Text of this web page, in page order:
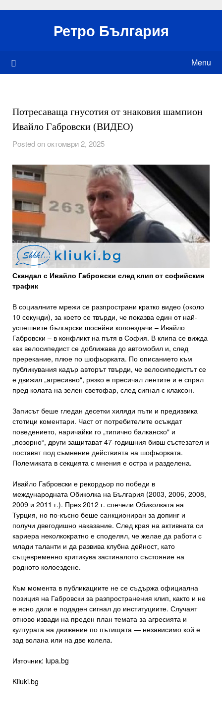
Ретро България
Menu
Потресаваща гнусотия от знаковия шампион
Ивайло Габровски (ВИДЕО)
Posted on октомври 2, 2025
Скандал с Ивайло Габровски след клип от софийския
трафик
В социалните мрежи се разпространи кратко видео (около
10 секунди), за което се твърди, че показва един от най-
успешните български шосейни колоездачи – Ивайло
Габровски – в конфликт на пътя в София. В клипа се вижда
как велосипедист се доближава до автомобил и, след
пререкание, плюе по шофьорката. По описанието към
публикувания кадър авторът твърди, че велосипедистът се
е движил „агресивно“, рязко е пресичал лентите и е спрял
пред колата на зелен светофар, след сигнал с клаксон.
Записът беше гледан десетки хиляди пъти и предизвика
стотици коментари. Част от потребителите осъждат
поведението, наричайки го „типично балканско“ и
„позорно“, други защитават 47-годишния бивш състезател и
поставят под съмнение действията на шофьорката.
Полемиката в секцията с мнения е остра и разделена.
Ивайло Габровски е рекордьор по победи в
международната Обиколка на България (2003, 2006, 2008,
2009 и 2011 г.). През 2012 г. спечели Обиколката на
Турция, но по-късно беше санкциониран за допинг и
получи двегодишно наказание. След края на активната си
кариера неколкократно е споделял, че желае да работи с
млади таланти и да развива клубна дейност, като
същевременно критикува застиналото състояние на
родното колоездене.
Към момента в публикациите не се съдържа официална
позиция на Габровски за разпространения клип, както и не
е ясно дали е подаден сигнал до институциите. Случаят
отново извади на преден план темата за агресията и
културата на движение по пътищата — независимо кой е
зад волана или на две колела.
Източник: lupa.bg
Kliuki.bg